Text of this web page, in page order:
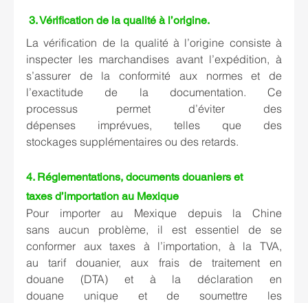
3. Vérification de la qualité à l’origine.
La vérification de la qualité à l’origine consiste à
inspecter les marchandises avant l’expédition, à
s’assurer de la conformité aux normes et de
l’exactitude de la documentation. Ce
processus permet d’éviter des
dépenses imprévues, telles que des
stockages supplémentaires ou des retards.
4. Réglementations, documents douaniers et
taxes d’importation au Mexique
Pour importer au Mexique depuis la Chine
sans aucun problème, il est essentiel de se
conformer aux taxes à l’importation, à la TVA,
au tarif douanier, aux frais de traitement en
douane (DTA) et à la déclaration en
douane unique et de soumettre les